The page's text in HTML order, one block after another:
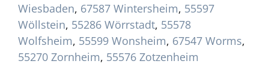
Wiesbaden, 67587 Wintersheim, 55597
Wöllstein, 55286 Wörrstadt, 55578
Wolfsheim, 55599 Wonsheim, 67547 Worms,
55270 Zornheim, 55576 Zotzenheim